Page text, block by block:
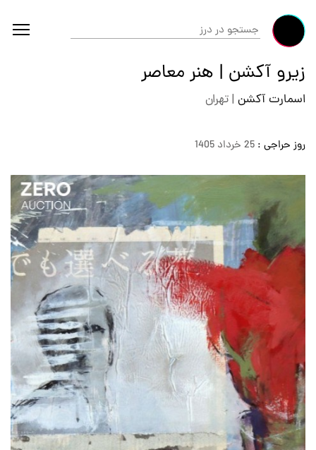
زیرو آکشن | هنر معاصر
اسمارت آکشن |تهران
روز حراجی : 25 خرداد 1405